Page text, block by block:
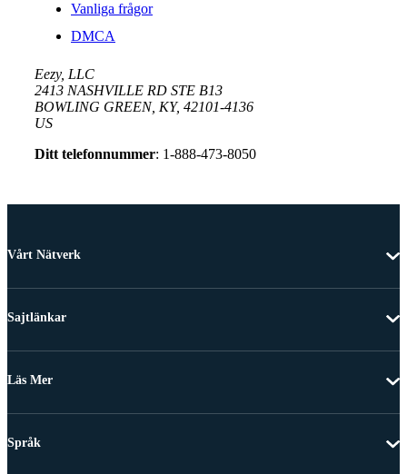
Vanliga frågor
DMCA
Eezy, LLC
2413 NASHVILLE RD STE B13
BOWLING GREEN, KY, 42101-4136
US
Ditt telefonnummer: 1-888-473-8050
Vårt Nätverk
Sajtlänkar
Läs Mer
Språk